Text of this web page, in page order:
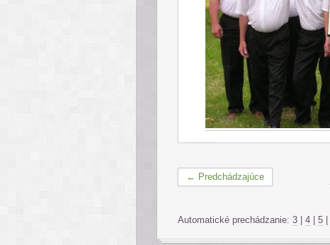
← Predchádzajúce
Automatické prechádzanie: 3 4 5